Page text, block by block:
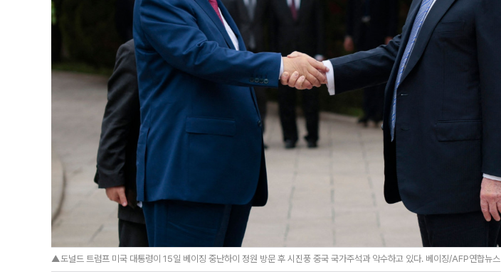
▲도널드 트럼프 미국 대통령이 15일 베이징 중난하이 정원 방문 후 시진풍 중국 국가주석과 악수하고 있다. 베이징/AFP연합뉴스